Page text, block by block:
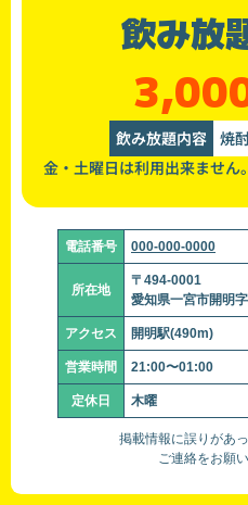
飲み放
飲み放題内容 焼
金・土曜日は利用出来ません。
電話番号 000-000-0000
所在地
〒494-0001
愛知県一宮市開明
アクセス 開明駅(490m)
営業時間 21:00〜01:00
定休日 木曜
掲載情報に誤りがあ
ご連絡をお願